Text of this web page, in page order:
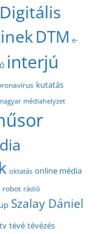
Digitális
DTM e-
interjú
kutatás
médiahelyzet
oktatás online média
robot rádió
Szalay Dániel
tv tévé tévézés